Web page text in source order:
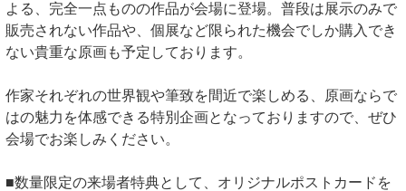
よる、完全一点ものの作品が会場に登場。普段は展示のみで
販売されない作品や、個展など限られた機会でしか購入でき
ない貴重な原画も予定しております。
作家それぞれの世界観や筆致を間近で楽しめる、原画ならで
はの魅力を体感できる特別企画となっておりますので、ぜひ
会場でお楽しみください。
■数量限定の来場者特典として、オリジナルポストカードを